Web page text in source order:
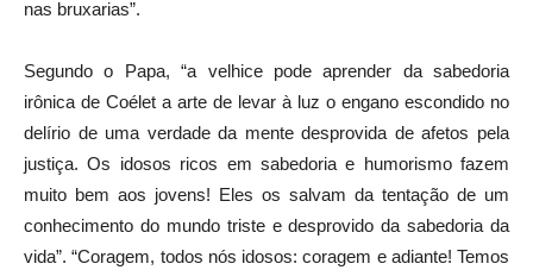
nas bruxarias”.
Segundo o Papa, “a velhice pode aprender da sabedoria
irônica de Coélet a arte de levar à luz o engano escondido no
delírio de uma verdade da mente desprovida de afetos pela
justiça. Os idosos ricos em sabedoria e humorismo fazem
muito bem aos jovens! Eles os salvam da tentação de um
conhecimento do mundo triste e desprovido da sabedoria da
vida”. “Coragem, todos nós idosos: coragem e adiante! Temos